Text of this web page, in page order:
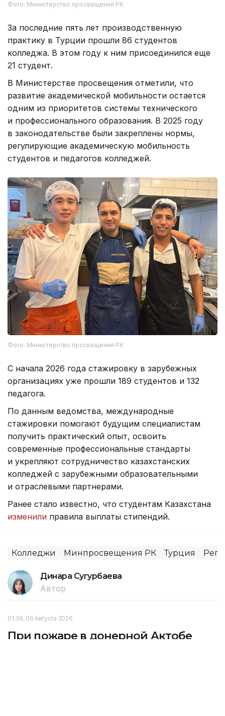
Фото: Министерство просвещения РК
За последние пять лет производственную
практику в Турции прошли 86 студентов
колледжа. В этом году к ним присоединился еще
21 студент.
В Министерстве просвещения отметили, что
развитие академической мобильности остается
одним из приоритетов системы технического
и профессионального образования. В 2025 году
в законодательстве были закреплены нормы,
регулирующие академическую мобильность
студентов и педагогов колледжей.
Фото: Министерство просвещения РК
С начала 2026 года стажировку в зарубежных
организациях уже прошли 189 студентов и 132
педагога.
По данным ведомства, международные
стажировки помогают будущим специалистам
получить практический опыт, освоить
современные профессиональные стандарты
и укрепляют сотрудничество казахстанских
колледжей с зарубежными образовательными
и отраслевыми партнерами.
Ранее стало известно, что студентам Казахстана
изменили правила выплаты стипендий.
Колледжи Минпросвещения РК Турция
Динара Сугурбаева
Автор
01:36, 06 Августа 2026
При пожаре в донерной Актобе